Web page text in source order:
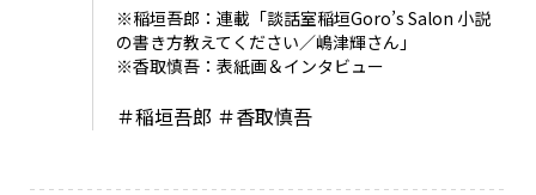
※稲垣吾郎：連載「談話室稲垣Goro’s Salon 小説
の書き方教えてください／嶋津輝さん」
※香取慎吾：表紙画＆インタビュー
＃稲垣吾郎 ＃香取慎吾